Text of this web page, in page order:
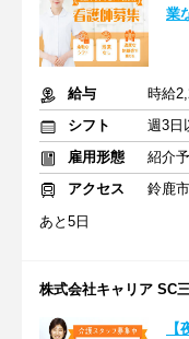
業
給与
時給
シフト
雇用形態
紹介
アクセス
鈴鹿
あと5日
株式会社キャリア SC